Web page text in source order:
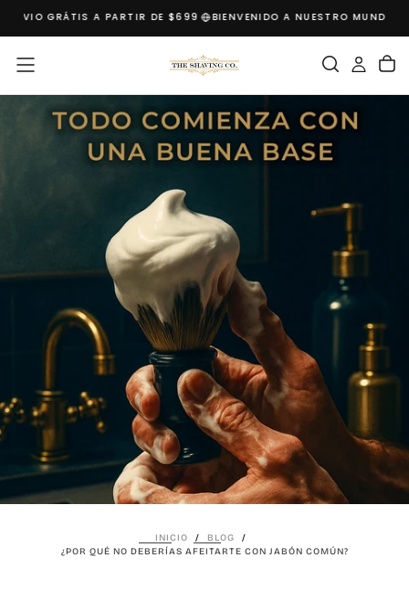
SALTAR
CONTENIDO
ENVIO GRÁTIS A PARTIR DE $699 BIENVENIDO A NUESTRO MUNDO
INICIO / BLOG
/
¿POR QUÉ NO DEBERÍAS AFEITARTE CON JABÓN COMÚN?